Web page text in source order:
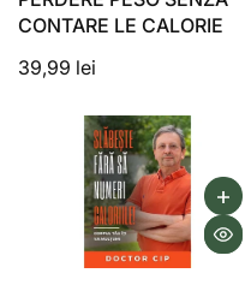
CONTARE LE CALORIE
39,99 lei